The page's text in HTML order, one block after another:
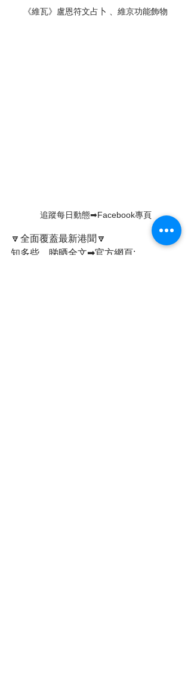
《維瓦》盧恩符文占卜 、維京功能飾物
追蹤每日動態➡Facebook專頁
🔽全面覆蓋最新港聞🔽
知多些，睇晒全文➡官方網頁: